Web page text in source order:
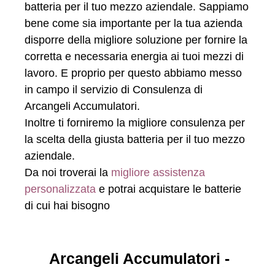
batteria per il tuo mezzo aziendale. Sappiamo
bene come sia importante per la tua azienda
disporre della migliore soluzione per fornire la
corretta e necessaria energia ai tuoi mezzi di
lavoro. E proprio per questo abbiamo messo
in campo il servizio di Consulenza di
Arcangeli Accumulatori.
Inoltre ti forniremo la migliore consulenza per
la scelta della giusta batteria per il tuo mezzo
aziendale.
Da noi troverai la migliore assistenza
personalizzata e potrai acquistare le batterie
di cui hai bisogno
Arcangeli Accumulatori -